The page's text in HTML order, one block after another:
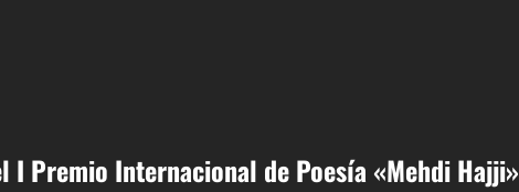
I Premio Internacional de Poesía «Mehdi Hajji»